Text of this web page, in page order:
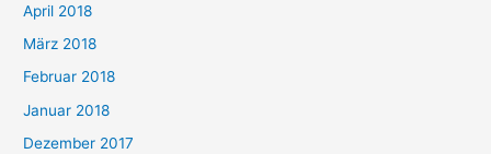
April 2018
März 2018
Februar 2018
Januar 2018
Dezember 2017